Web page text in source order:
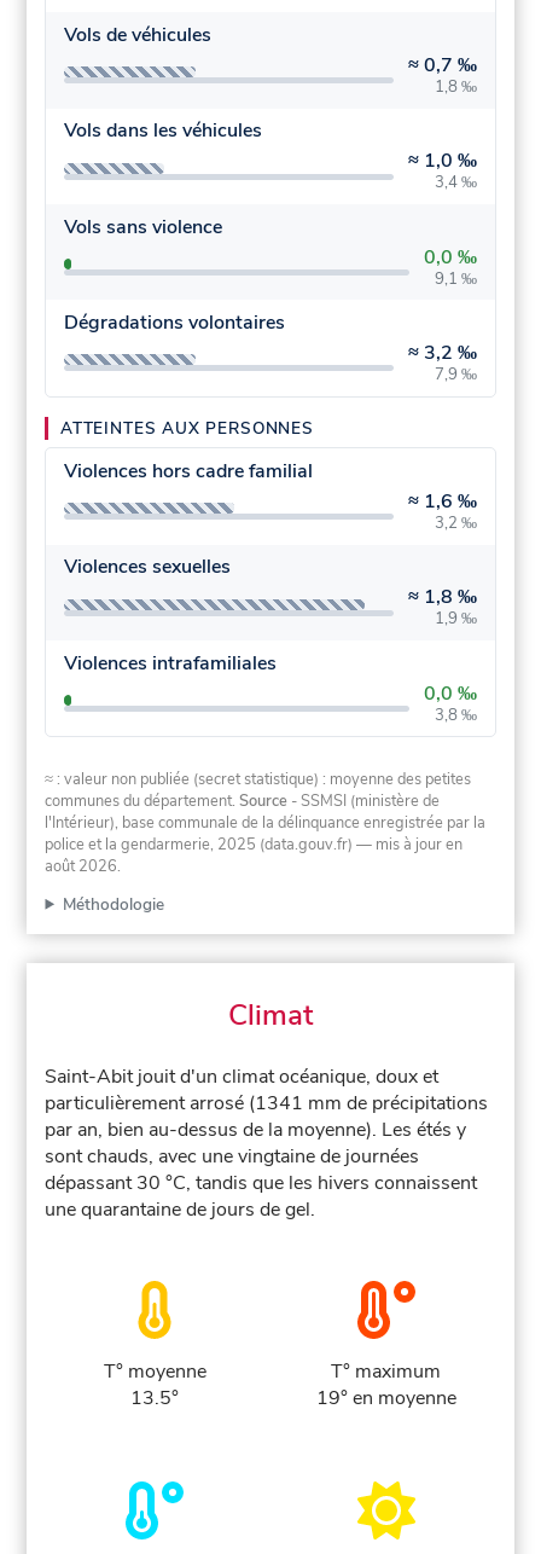
Vols de véhicules
≈0,7 ‰
1,8 ‰
Vols dans les véhicules
≈ 1,0 ‰
3,4 ‰
Vols sans violence
0,0 ‰
9,1 ‰
Dégradations volontaires
≈ 3,2 ‰
7,9 ‰
ATTEINTES AUX PERSONNES
Violences hors cadre familial
≈ 1,6 ‰
3,2 ‰
Violences sexuelles
≈ 1,8 ‰
1,9 ‰
Violences intrafamiliales
0,0 ‰
3,8 ‰
≈ : valeur non publiée (secret statistique) : moyenne des petites
communes du département.Source - SSMSI (ministère de
l'Intérieur), base communale de la délinquance enregistrée par la
police et la gendarmerie, 2025 (data.gouv.fr) — mis à jour en
août 2026.
Méthodologie
Climat
Saint-Abit jouit d'un climat océanique, doux et
particulièrement arrosé (1341 mm de précipitations
par an, bien au-dessus de la moyenne). Les étés y
sont chauds, avec une vingtaine de journées
dépassant 30 °C, tandis que les hivers connaissent
une quarantaine de jours de gel.
T° moyenne
13.5°
T° maximum
19° en moyenne